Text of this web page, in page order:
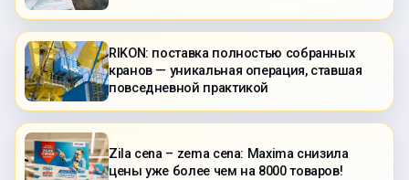
RIKON: поставка полностью собранных
кранов — уникальная операция, ставшая
повседневной практикой
Zila cena – zema cena: Maxima снизила
цены уже более чем на 8000 товаров!